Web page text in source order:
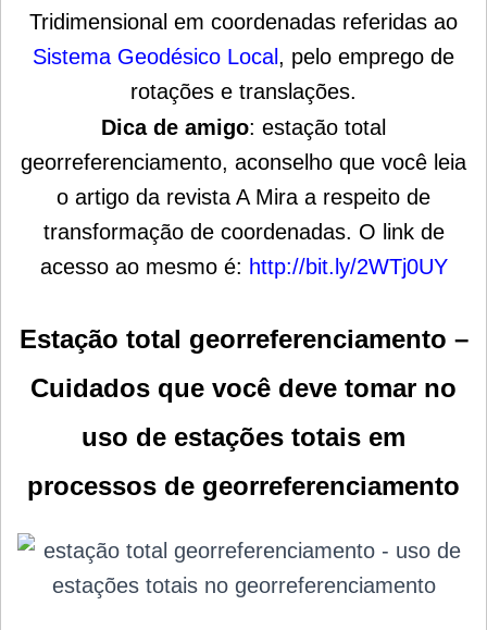
Tridimensional em coordenadas referidas ao
Sistema Geodésico Local, pelo emprego de
rotações e translações.
Dica de amigo: estação total
georreferenciamento, aconselho que você leia
o artigo da revista A Mira a respeito de
transformação de coordenadas. O link de
acesso ao mesmo é: http://bit.ly/2WTj0UY
Estação total georreferenciamento –
Cuidados que você deve tomar no
uso de estações totais em
processos de georreferenciamento